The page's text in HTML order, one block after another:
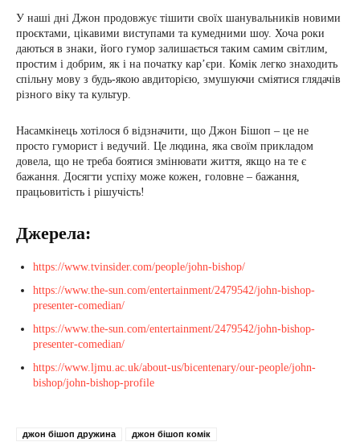
У наші дні Джон продовжує тішити своїх шанувальників новими
проєктами, цікавими виступами та кумедними шоу. Хоча роки
даються в знаки, його гумор залишається таким самим світлим,
простим і добрим, як і на початку кар’єри. Комік легко знаходить
спільну мову з будь-якою авдиторією, змушуючи сміятися глядачів
різного віку та культур.
Насамкінець хотілося б відзначити, що Джон Бішоп – це не
просто гуморист і ведучий. Це людина, яка своїм прикладом
довела, що не треба боятися змінювати життя, якщо на те є
бажання. Досягти успіху може кожен, головне – бажання,
працьовитість і рішучість!
Джерела:
https://www.tvinsider.com/people/john-bishop/
https://www.the-sun.com/entertainment/2479542/john-bishop-
presenter-comedian/
https://www.the-sun.com/entertainment/2479542/john-bishop-
presenter-comedian/
https://www.ljmu.ac.uk/about-us/bicentenary/our-people/john-
bishop/john-bishop-profile
джон бішоп дружина джон бішоп комік